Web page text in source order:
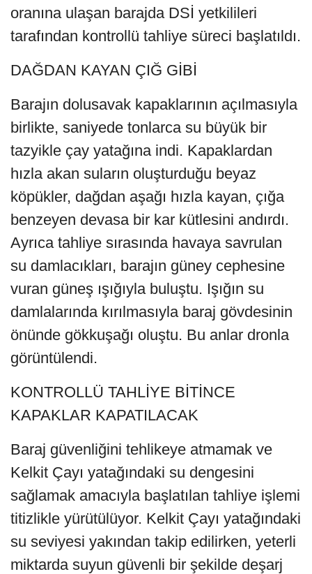
oranına ulaşan barajda DSİ yetkilileri
tarafından kontrollü tahliye süreci başlatıldı.
DAĞDAN KAYAN ÇIĞ GİBİ
Barajın dolusavak kapaklarının açılmasıyla
birlikte, saniyede tonlarca su büyük bir
tazyikle çay yatağına indi. Kapaklardan
hızla akan suların oluşturduğu beyaz
köpükler, dağdan aşağı hızla kayan, çığa
benzeyen devasa bir kar kütlesini andırdı.
Ayrıca tahliye sırasında havaya savrulan
su damlacıkları, barajın güney cephesine
vuran güneş ışığıyla buluştu. Işığın su
damlalarında kırılmasıyla baraj gövdesinin
önünde gökkuşağı oluştu. Bu anlar dronla
görüntülendi.
KONTROLLÜ TAHLİYE BİTİNCE
KAPAKLAR KAPATILACAK
Baraj güvenliğini tehlikeye atmamak ve
Kelkit Çayı yatağındaki su dengesini
sağlamak amacıyla başlatılan tahliye işlemi
titizlikle yürütülüyor. Kelkit Çayı yatağındaki
su seviyesi yakından takip edilirken, yeterli
miktarda suyun güvenli bir şekilde deşarj